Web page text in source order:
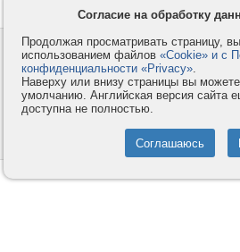
Контакты
Компания
Услуги
Как оплатить
© 2008-2026
-
Согласие на обработку
Продолжая просматривать страницу,
использованием файлов «Cookie» и с
конфиденциальности «Privacy».
Наверху или внизу страницы вы
умолчанию. Английская версия сайта
доступна не полностью.